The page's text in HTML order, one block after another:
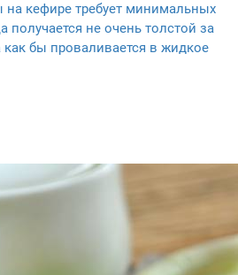
кефире требует минимальных
получается не очень толстой за
как бы проваливается в жидкое